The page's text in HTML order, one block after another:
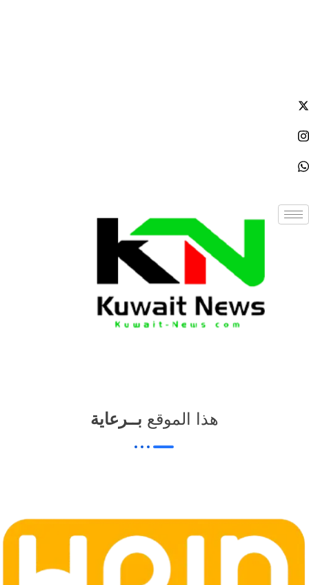
NE
News Elementor
هذا الموقع بــرعاية